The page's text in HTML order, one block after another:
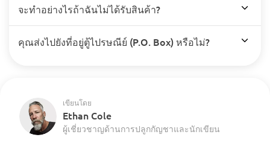
จะทำอย่างไรถ้าฉันไม่ได้รับสินค้า?
คุณส่งไปยังที่อยู่ตู้ไปรษณีย์ (P.O. Box) หรือไม่?
เขียนโดย
Ethan Cole
ผู้เชี่ยวชาญด้านการปลูกกัญชาและนักเขียน